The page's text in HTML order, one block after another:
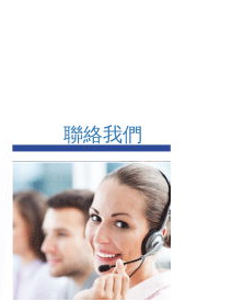
聯絡我們